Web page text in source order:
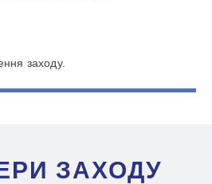
заходу.
ЗАХОДУ